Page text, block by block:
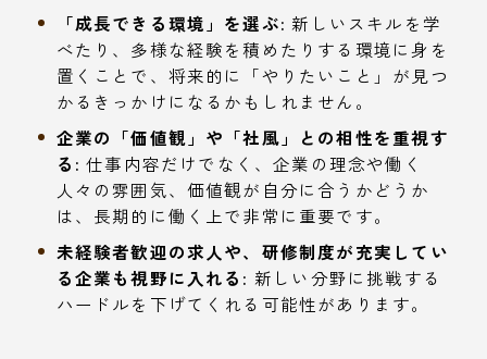
「成長できる環境」を選ぶ: 新しいスキルを学
べたり、多様な経験を積めたりする環境に身を
置くことで、将来的に「やりたいこと」が見つ
かるきっかけになるかもしれません。
企業の「価値観」や「社風」との相性を重視す
る: 仕事内容だけでなく、企業の理念や働く
人々の雰囲気、価値観が自分に合うかどうか
は、長期的に働く上で非常に重要です。
未経験者歓迎の求人や、研修制度が充実してい
る企業も視野に入れる: 新しい分野に挑戦する
ハードルを下げてくれる可能性があります。